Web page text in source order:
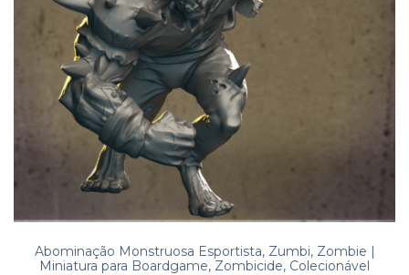
Abominação Monstruosa Esportista, Zumbi, Zombie |
Miniatura para Boardgame, Zombicide, Colecionável